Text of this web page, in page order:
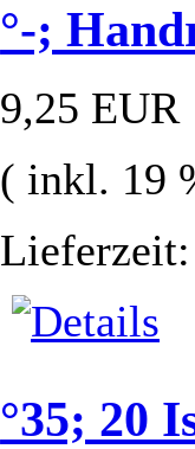
°-;
9,25 EUR
( inkl. 19
°35; 20